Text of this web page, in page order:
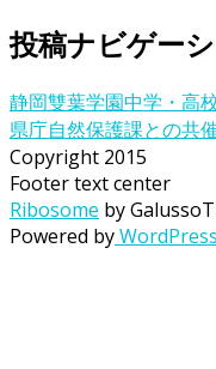
投稿ナビゲー
静岡雙葉学園中学・高
県庁自然保護課との共
Copyright 2015
Footer text center
Ribosome by
Powered byWordPress